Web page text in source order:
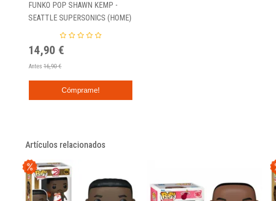
FUNKO POP SHAWN KEMP -
SEATTLE SUPERSONICS (HOME)
14,90 €
Antes 16,90 €
Cómprame!
Artículos relacionados